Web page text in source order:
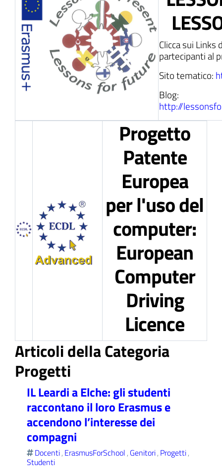
del sito
Clicca sui
partecipanti al
Sito tematico:
Blog:
http://
Progetto
Patente
Europea
per l'uso del
computer:
European
Computer
Driving
Licence
Articoli della Categoria
Progetti
IL Leardi a Elche: gli studenti
raccontano il loro Erasmus e
accendono l’interesse dei
compagni
Docenti, ErasmusForSchool, Genitori, Progetti,
Studenti